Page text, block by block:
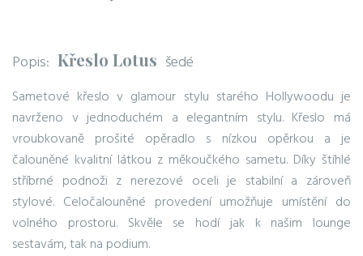
Popis: Křeslo Lotus šedé
Sametové křeslo v glamour stylu starého Hollywoodu je
navrženo v jednoduchém a elegantním stylu. Křeslo má
vroubkovaně prošité opěradlo s nízkou opěrkou a je
čalouněné kvalitní látkou z měkoučkého sametu. Díky štíhlé
stříbrné podnoži z nerezové oceli je stabilní a zároveň
stylové. Celočalouněné provedení umožňuje umístění do
volného prostoru. Skvěle se hodí jak k našim lounge
sestavám, tak na podium.